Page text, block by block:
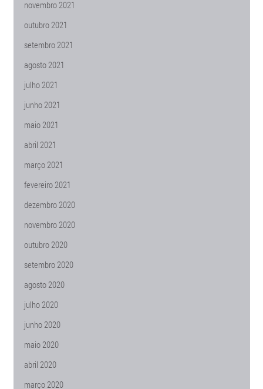
novembro 2021
outubro 2021
setembro 2021
agosto 2021
julho 2021
junho 2021
maio 2021
abril 2021
março 2021
fevereiro 2021
dezembro 2020
novembro 2020
outubro 2020
setembro 2020
agosto 2020
julho 2020
junho 2020
maio 2020
abril 2020
março 2020